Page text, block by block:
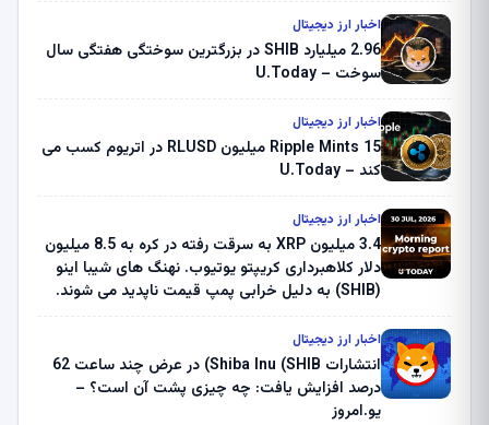
اخبار ارز دیجیتال
2.96 میلیارد SHIB در بزرگترین سوختگی هفتگی سال
سوخت – U.Today
اخبار ارز دیجیتال
Ripple Mints 15 میلیون RLUSD در اتریوم کسب می
کند – U.Today
اخبار ارز دیجیتال
3.4 میلیون XRP به سرقت رفته در کره به 8.5 میلیون
دلار کلاهبرداری کریپتو یوتیوب. نهنگ های شیبا اینو
(SHIB) به دلیل خرابی پمپ قیمت ناپدید می شوند.
ثبت کرد – گزارش کریپتو صبح – U.Today
اخبار ارز دیجیتال
انتشارات Shiba Inu (SHIB) در عرض چند ساعت 62
درصد افزایش یافت: چه چیزی پشت آن است؟ –
یو.امروز